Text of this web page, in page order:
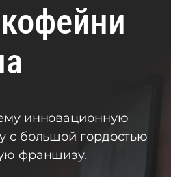
инновационную
с большой гордостью
франшизу.